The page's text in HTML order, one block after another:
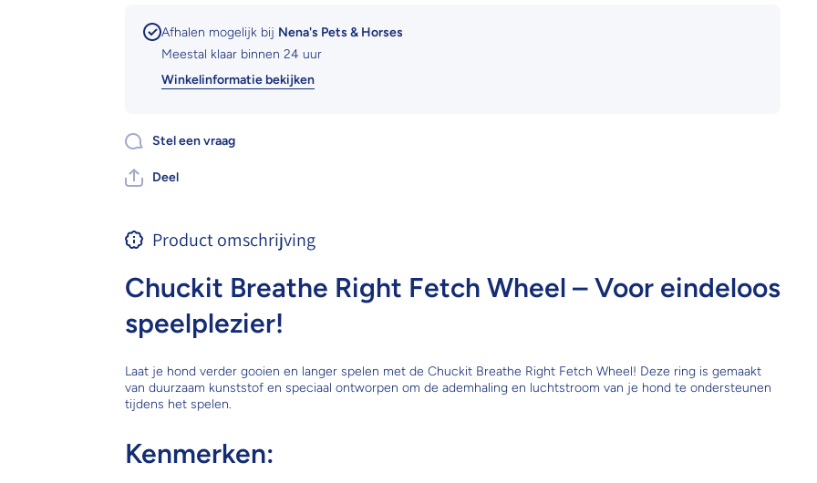
Afhalen mogelijk bij Nena's Pets & Horses
Meestal klaar binnen 24 uur
Winkelinformatie bekijken
Stel een vraag
Deel
Product omschrijving
Chuckit Breathe Right Fetch Wheel – Voor eindeloos
speelplezier!
Laat je hond verder gooien en langer spelen met de Chuckit Breathe Right Fetch Wheel! Deze ring is gemaakt
van duurzaam kunststof en speciaal ontworpen om de ademhaling en luchtstroom van je hond te ondersteunen
tijdens het spelen.
Kenmerken: